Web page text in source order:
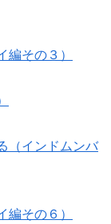
編その３）
（インドムンバ
編その６）